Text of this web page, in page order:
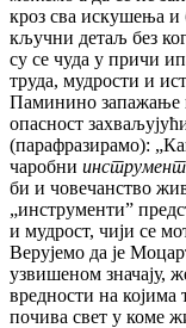
кроз сва искушења и
кључни детаљ без
су се чуда у причи
труда, мудрости и
Паминино запажање
опасност
(парафразирамо):
чаробни инструмент
би и човечанство
„инструменти”
и мудрост, чији се
Верујемо да је
узвишеном значају,
вредности на
почива свет у коме